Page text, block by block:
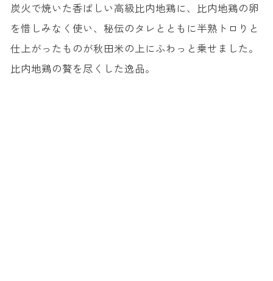
炭火で焼いた香ばしい高級比内地鶏に、比内地鶏の卵
を惜しみなく使い、秘伝のタレとともに半熟トロりと
仕上がったものが秋田米の上にふわっと乗せました。
比内地鶏の贅を尽くした逸品。